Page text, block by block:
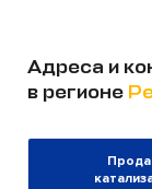
Адреса и
в регионе